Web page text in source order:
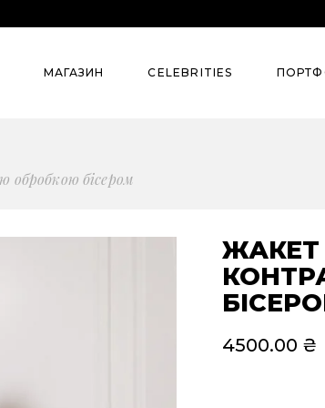
МАГАЗИН
Pre-Spring’26
СELEBRITIES
Summer`26
Сlassic
бісером
ЖАКЕТ
4500.00 ₴